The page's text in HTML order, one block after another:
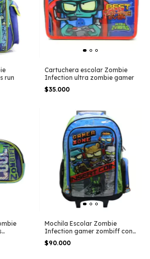
run
Cartuchera escolar Zombie
Infection ultra zombie gamer
$35.000
Mochila Escolar Zombie
Infection gamer zombiff con
carro
$90.000